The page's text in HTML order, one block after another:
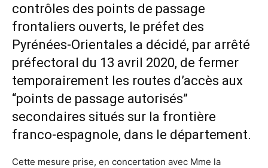
contrôles des points de passage
frontaliers ouverts, le préfet des
Pyrénées-Orientales a décidé, par arrêté
préfectoral du 13 avril 2020, de fermer
temporairement les routes d’accès aux
“points de passage autorisés”
secondaires situés sur la frontière
franco-espagnole, dans le département.
Cette mesure prise, en concertation avec Mme la